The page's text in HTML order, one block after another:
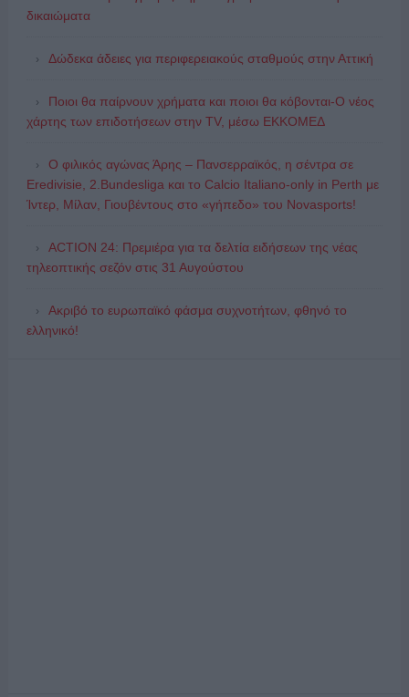
δικαιώματα
Δώδεκα άδειες για περιφερειακούς σταθμούς στην Αττική
Ποιοι θα παίρνουν χρήματα και ποιοι θα κόβονται-Ο νέος
χάρτης των επιδοτήσεων στην TV, μέσω ΕΚΚΟΜΕΔ
Ο φιλικός αγώνας Άρης – Πανσερραϊκός, η σέντρα σε
Eredivisie, 2.Bundesliga και το Calcio Italiano-only in Perth με
Ίντερ, Μίλαν, Γιουβέντους στο «γήπεδο» του Novasports!
ACTION 24: Πρεμιέρα για τα δελτία ειδήσεων της νέας
τηλεοπτικής σεζόν στις 31 Αυγούστου
Ακριβό το ευρωπαϊκό φάσμα συχνοτήτων, φθηνό το
ελληνικό!